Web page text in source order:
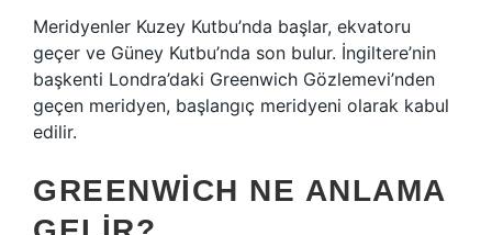
Meridyenler Kuzey Kutbu’nda başlar, ekvatoru
geçer ve Güney Kutbu’nda son bulur. İngiltere’nin
başkenti Londra’daki Greenwich Gözlemevi’nden
geçen meridyen, başlangıç ​​meridyeni olarak kabul
edilir.
GREENWICH NE ANLAMA